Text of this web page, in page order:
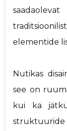
elementide
Nutikas
see on
kui ka
Sinu